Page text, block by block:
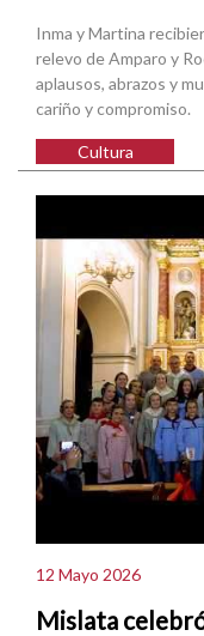
Inma y Martina
relevo de Amparo y
aplausos, abrazos y
cariño y compromiso.
Cultura
12 Mayo 2026
Mislata